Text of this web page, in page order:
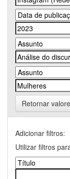
Retornar
Adicionar filtros:
Utilizar filtros